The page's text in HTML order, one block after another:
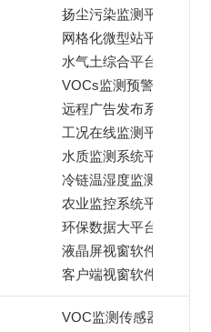
扬尘污染监测平台
网格化微型站平台
水气土综合平台
VOCs监测预警平台
远程广告发布系统
工况在线监测平台
水质监测系统平台
冷链温湿度监测平台
农业监控系统平台
环保数据大平台
液晶屏视窗软件
客户端视窗软件
VOC监测传感器